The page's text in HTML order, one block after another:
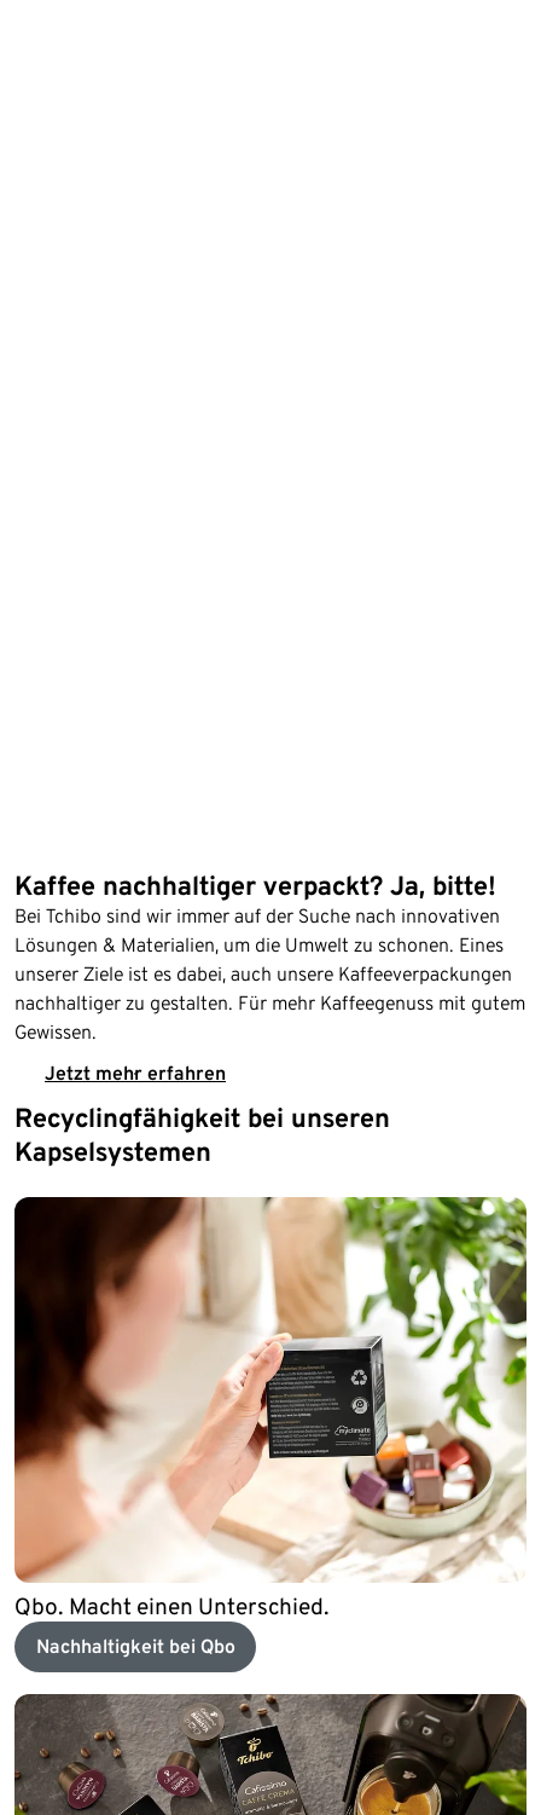
Kaffee nachhaltiger verpackt? Ja, bitte!
Bei Tchibo sind wir immer auf der Suche nach innovativen
Lösungen & Materialien, um die Umwelt zu schonen. Eines
unserer Ziele ist es dabei, auch unsere Kaffeeverpackungen
nachhaltiger zu gestalten. Für mehr Kaffeegenuss mit gutem
Gewissen.
Jetzt mehr erfahren
Recyclingfähigkeit bei unseren
Kapselsystemen
Qbo. Macht einen Unterschied.
Nachhaltigkeit bei Qbo